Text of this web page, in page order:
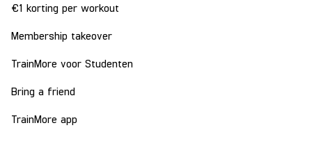
€1 korting per workout
Membership takeover
TrainMore voor Studenten
Bring a friend
TrainMore app